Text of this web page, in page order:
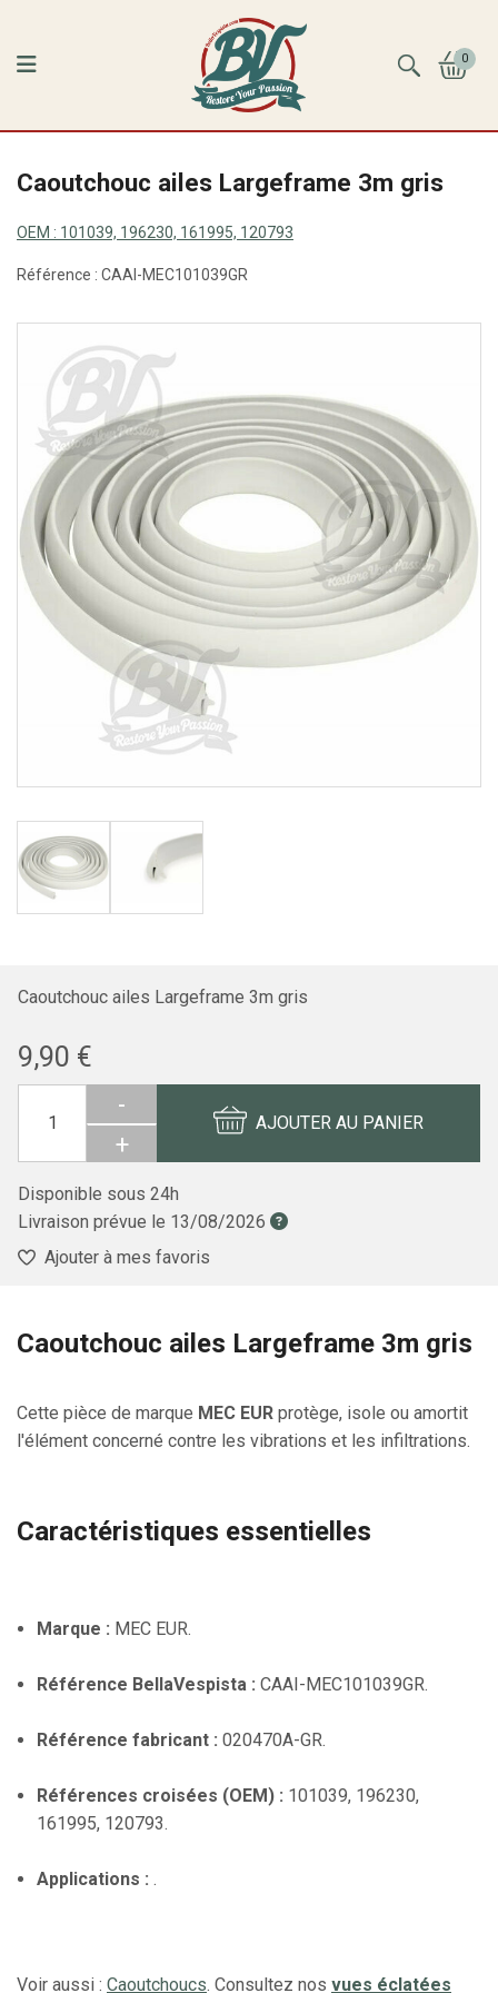
0
Caoutchouc ailes Largeframe 3m gris
OEM : 101039, 196230, 161995, 120793
Référence : CAAI-MEC101039GR
Caoutchouc ailes Largeframe 3m gris
9,90 €
-
+
AJOUTER AU PANIER
Disponible sous 24h
Livraison prévue le 13/08/2026
Ajouter à mes favoris
Caoutchouc ailes Largeframe 3m gris
Cette pièce de marque MEC EUR protège, isole ou amortit
l'élément concerné contre les vibrations et les infiltrations.
Caractéristiques essentielles
Marque : MEC EUR.
Référence BellaVespista : CAAI-MEC101039GR.
Référence fabricant : 020470A-GR.
Références croisées (OEM) : 101039, 196230,
161995, 120793.
Applications : .
Voir aussi : Caoutchoucs. Consultez nos vues éclatées